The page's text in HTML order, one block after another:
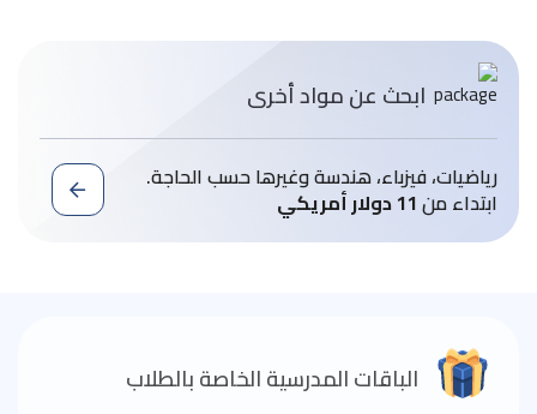
ابحث عن مواد أخرى
رياضيات، فيزباء، هندسة وغيرها حسب الحاجة.
ابتداء من11 دولار أمريكي
الباقات المدرسية الخاصة بالطلاب